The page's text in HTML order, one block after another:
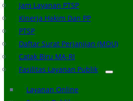
Jam Layanan PTSP
Kinerja Hakim Dan PP
PTSP
Daftar Surat Perjanjian (MOU)
Catak Biru MA-RI
Fasilitas Layanan Publik
Layanan Online